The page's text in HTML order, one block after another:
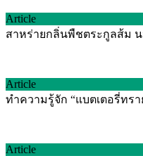
Article
สาหร่ายกลิ่นพืชตระกูลส้ม น
Article
ทำความรู้จัก “แบตเตอรี่ทร
Article